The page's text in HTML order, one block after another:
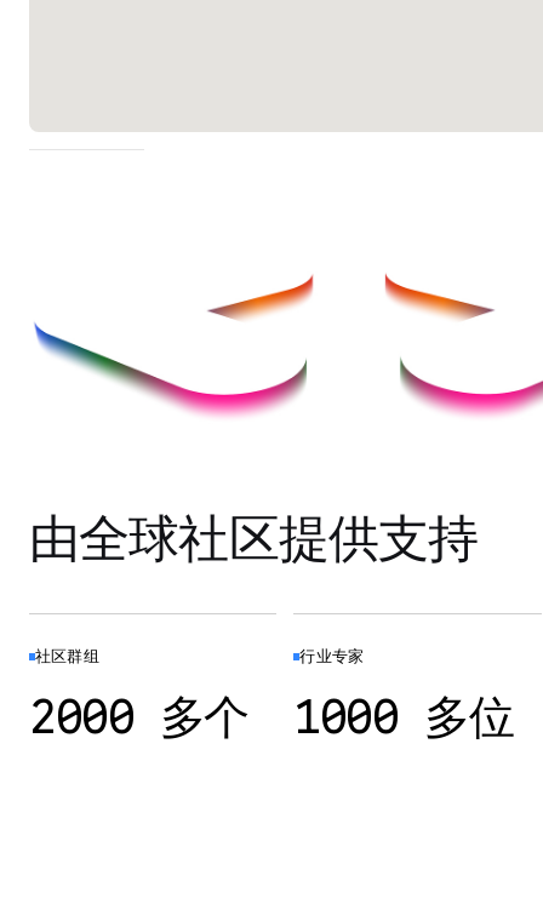
由全球社区提供支持
社区群组
2000 多个
行业专家
1000 多位